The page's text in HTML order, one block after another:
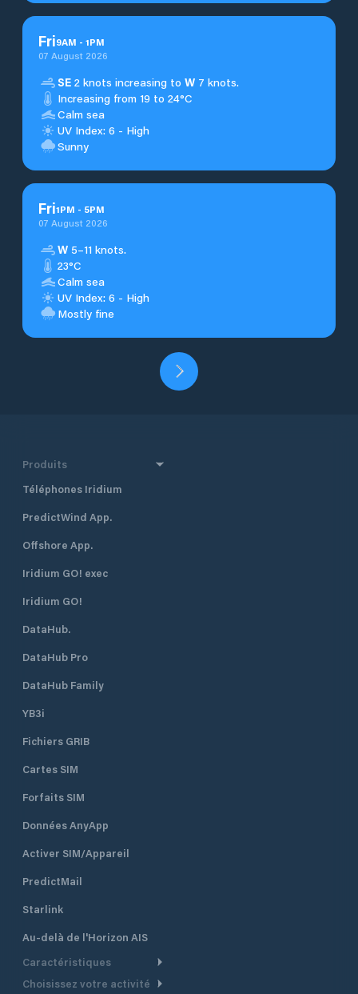
Fri9AM - 1PM
07 August 2026
SE 2 knots increasing to W 7 knots.
Increasing from 19 to 24°C
Calm sea
UV Index: 6 - High
Sunny
Fri1PM - 5PM
07 August 2026
W 5–11 knots.
23°C
Calm sea
UV Index: 6 - High
Mostly fine
Produits
Téléphones Iridium
PredictWind App.
Offshore App.
Iridium GO! exec
Iridium GO!
DataHub.
DataHub Pro
DataHub Family
YB3i
Fichiers GRIB
Cartes SIM
Forfaits SIM
Données AnyApp
Activer SIM/Appareil
PredictMail
Starlink
Au-delà de l'Horizon AIS
Caractéristiques
Routage Météo
Choisissez votre activité